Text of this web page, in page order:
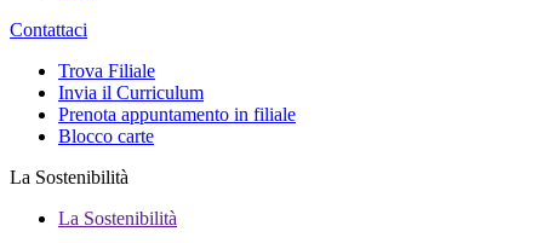
Contattaci
Trova Filiale
Invia il Curriculum
Prenota appuntamento in filiale
Blocco carte
La Sostenibilità
La Sostenibilità